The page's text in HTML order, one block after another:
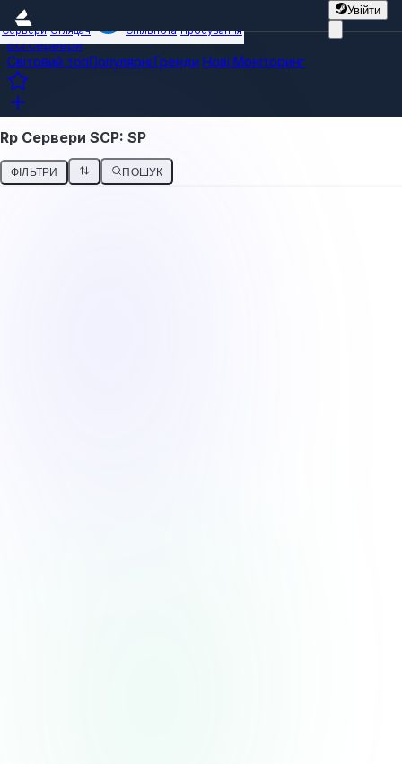
Увійти
Сервери Оглядач Спільнота Просування
Всі сервери
Світовий топПопулярніТренди Нові Моніторинг
Rp Сервери SCP: SP
ФІЛЬТРИ ПОШУК